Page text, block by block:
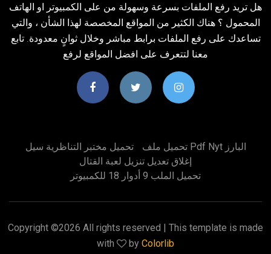
هل تريد رفع الملفات بسرعة وسهولة من على الكمبيوتر او الهاتف
المحمول ؟ هناك الكثير من المواقع المخصصة لهذا الشأن ، والتي
تساعدك على رفع الملفات برابط مباشر وخلال ثوانٍ معدودة. تابع
معنا لتتعرف على افضل المواقع لرفع
تحميل مختبر التناظرية سيل
تحميل ملف Pdf Nyt البارز
إغلاق تعديل تنزيل لعبة القتال
تحميل الملب 9 أدوار 18 للكمبيوتر
Copyright ©2026 All rights reserved | This template is made
with
by Colorlib